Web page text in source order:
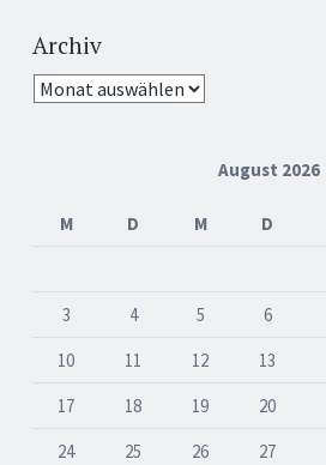
Archiv
Archiv
August 2026
M D M D
3
4 5 6
10
11 12 13
17
18 19 20
24
25 26 27